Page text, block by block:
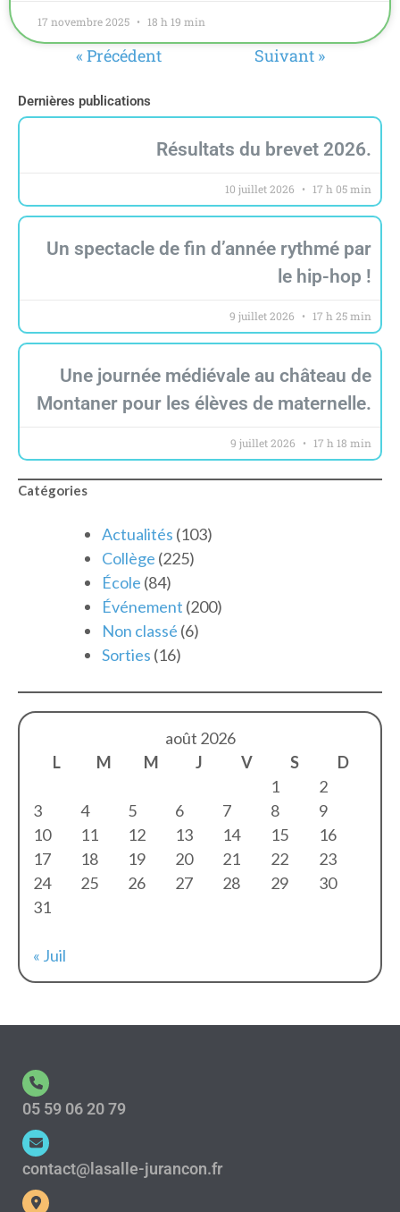
17 novembre 2025 18 h 19 min
« Précédent Suivant »
Dernières publications
Résultats du brevet 2026.
10 juillet 2026 17 h 05 min
Un spectacle de fin d’année rythmé par
le hip-hop !
9 juillet 2026 17 h 25 min
Une journée médiévale au château de
Montaner pour les élèves de maternelle.
9 juillet 2026 17 h 18 min
Catégories
Actualités (103)
Collège (225)
École (84)
Événement (200)
Non classé (6)
Sorties (16)
août 2026
L
M M J V S
D
1
2
3
4 5 6 7 8
9
10
11 12 13 14 15
16
17
18 19 20 21 22
23
24
25 26 27 28 29
30
31
« Juil
05 59 06 20 79
contact@lasalle-jurancon.fr